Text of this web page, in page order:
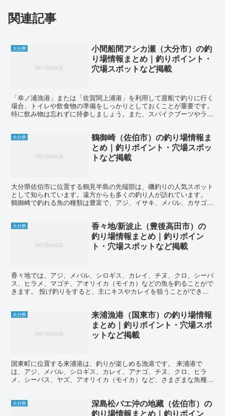
関連記事
大分県
小間船間アシカ瀬（大分市）の釣
り場情報まとめ｜釣りポイント・
穴場スポットなど掲載
「幸ノ浦漁港」または「佐賀関上浦港」を利用して渡船で釣りに行く
場合、トイレや飲食物の準備をしっかりとしておくことが重要です。
特に飲み物は忘れずに持参しましょう。また、スパイクブーツやライ
大分県
鶴御崎（佐伯市）の釣り場情報ま
とめ｜釣りポイント・穴場スポッ
トなど掲載
大分県佐伯市に位置する鶴見半島の先端部は、磯釣りの人気スポット
として知られています。遠方からも多くの釣り人が訪れています。
鶴御崎で釣れる魚の種類は豊富で、アジ、イサキ、メバル、カサゴ、
大分県
香々地/新波止（豊後高田市）の
釣り場情報まとめ｜釣りポイン
ト・穴場スポットなど掲載
香々地では、アジ、メバル、シロギス、カレイ、チヌ、クロ、シーバ
ス、ヒラメ、マゴチ、アオリイカ（モイカ）などの魚を釣ることがで
きます。 投げ釣りをすると、主にキスやカレイを狙うことができま
大分県
来浦漁港（国東市）の釣り場情報
まとめ｜釣りポイント・穴場スポ
ットなど掲載
国東町に位置する来浦港は、釣りが楽しめる漁港です。 来浦港で
は、アジ、メバル、シロギス、カレイ、アナゴ、チヌ、クロ、ヒラ
メ、シーバス、ヤズ、アオリイカ（モイカ）など、さまざまな魚種が
大分県
深島松バエ沖の地藏（佐伯市）の
釣り場情報まとめ｜釣りポイン